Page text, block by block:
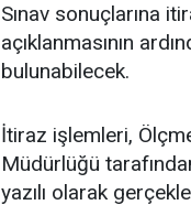
Sınav sonuçlarına
açıklanmasının
bulunabilecek.
İtiraz işlemleri,
Müdürlüğü
yazılı olarak